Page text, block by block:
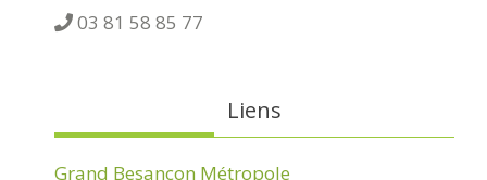
03 81 58 85 77
Liens
Grand Besançon Métropole